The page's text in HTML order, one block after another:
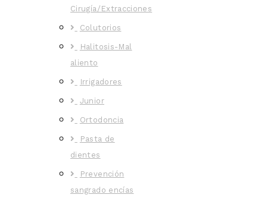
Cirugía/Extracciones
Colutorios
Halitosis-Mal
aliento
Irrigadores
Junior
Ortodoncia
Pasta de
dientes
Prevención
sangrado encías